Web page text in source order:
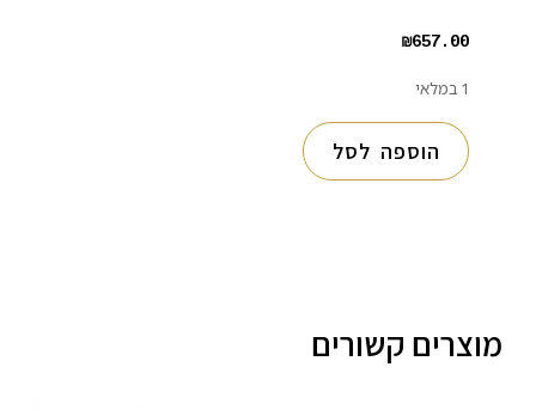
₪657.00
1 במלאי
הוספה לסל
מוצרים קשורים